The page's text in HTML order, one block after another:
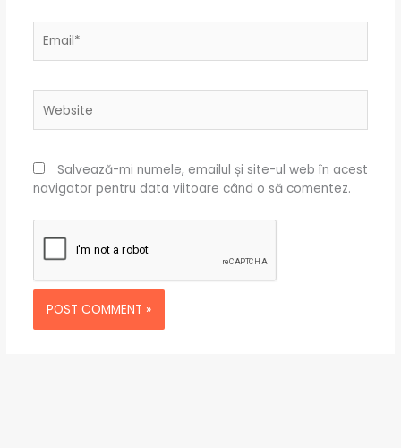
Salvează-mi numele, emailul și site-ul web în acest
navigator pentru data viitoare când o să comentez.